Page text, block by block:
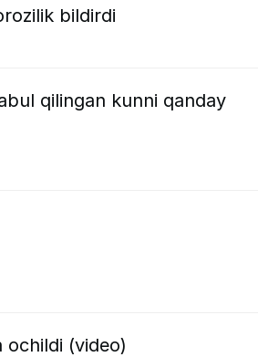
bildirdi
qilingan kunni qanday
ochildi (video)